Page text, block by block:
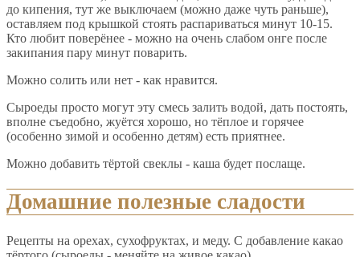
до кипения, тут же выключаем (можно даже чуть раньше),
оставляем под крышкой стоять распариваться минут 10-15.
Кто любит поверёнее - можно на очень слабом онге после
закипания пару минут поварить.
Можно солить или нет - как нравится.
Сыроеды просто могут эту смесь залить водой, дать постоять,
вполне съедобно, жуётся хорошо, но тёплое и горячее
(особенно зимой и особенно детям) есть приятнее.
Можно добавить тёртой свеклы - каша будет послаще.
Домашние полезные сладости
Рецепты на орехах, сухофруктах, и меду. С добавление какао